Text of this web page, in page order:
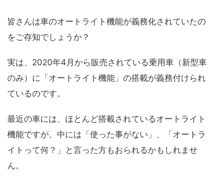
皆さんは車のオートライト機能が義務化されていたの
をご存知でしょうか？
実は、2020年4月から販売されている乗用車（新型車
のみ）に「オートライト機能」の搭載が義務付けられ
ているのです。
最近の車には、ほとんど搭載されているオートライト
機能ですが、中には「使った事がない」、「オートラ
イトって何？」と言った方もおられるかもしれませ
ん。